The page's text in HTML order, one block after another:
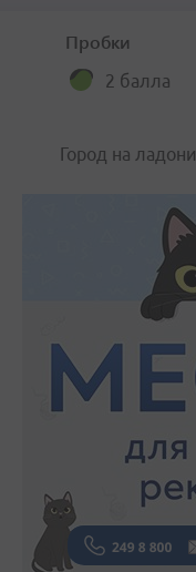
Пробки
2 балла
Город на ладони